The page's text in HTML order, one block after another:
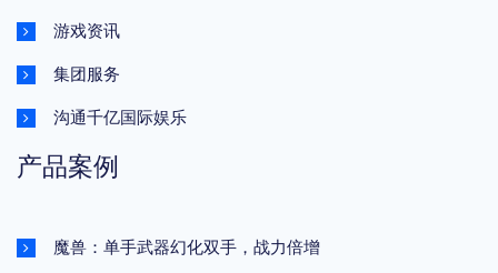
游戏资讯
集团服务
沟通千亿国际娱乐
产品案例
魔兽：单手武器幻化双手，战力倍增